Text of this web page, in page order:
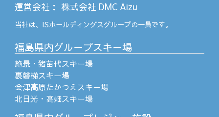
運営会社 ： 株式会社 DMC Aizu
当社は、 ISホールディングスグループの一員です。
福島県内グループスキー場
絶景・猪苗代スキー場
裏磐梯スキー場
会津高原たかつえスキー場
北日光・高畑スキー場